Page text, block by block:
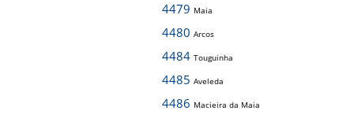
4479 Maia
4480 Arcos
4484 Touguinha
4485 Aveleda
4486 Macieira da Maia